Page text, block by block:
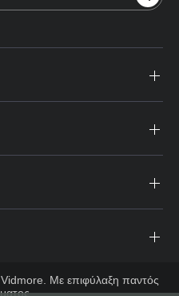
Με επιφύλαξη παντός